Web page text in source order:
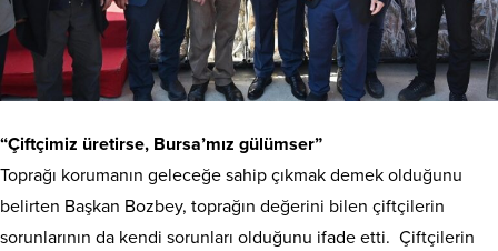
“Çiftçimiz üretirse, Bursa’mız gülümser”
Toprağı korumanın geleceğe sahip çıkmak demek olduğunu
belirten Başkan Bozbey, toprağın değerini bilen çiftçilerin
sorunlarının da kendi sorunları olduğunu ifade etti. Çiftçilerin